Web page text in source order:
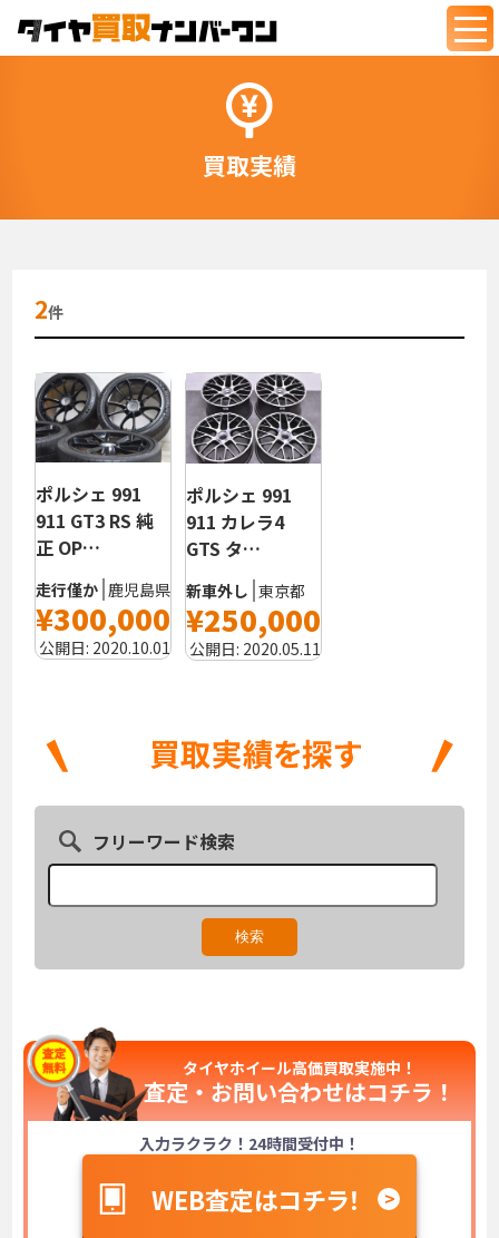
買取実績
2件
ポルシェ 991
911 GT3 RS 純
正 OP…
走行僅か 鹿児島県
¥300,000
公開日: 2020.10.01
ポルシェ 991
911 カレラ4
GTS タ…
新車外し 東京都
¥250,000
公開日: 2020.05.11
フリーワード検索
タイヤホイール高価買取実施中！
査定・お問い合わせはコチラ！
入力ラクラク！24時間受付中！
WEB査定はコチラ！